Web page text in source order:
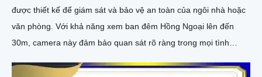
được thiết kế để giám sát và bảo vệ an toàn của ngôi nhà hoặc
văn phòng. Với khả năng xem ban đêm Hồng Ngoại lên đến
30m, camera này đảm bảo quan sát rõ ràng trong mọi tình